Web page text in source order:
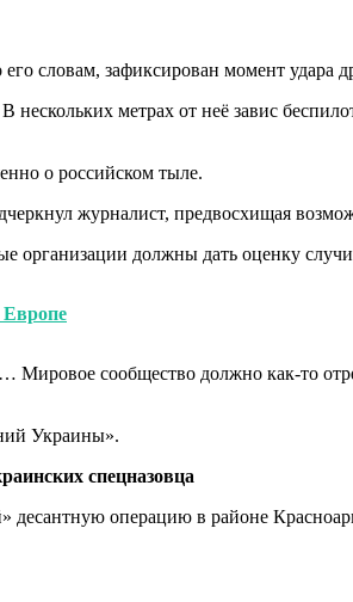
словам, зафиксирован момент
метрах от неё завис
о российском тыле.
журналист, предвосхищая
организации должны дать оценку
Европе
сообщество должно как-то
Украины».
спецназовца
операцию в районе